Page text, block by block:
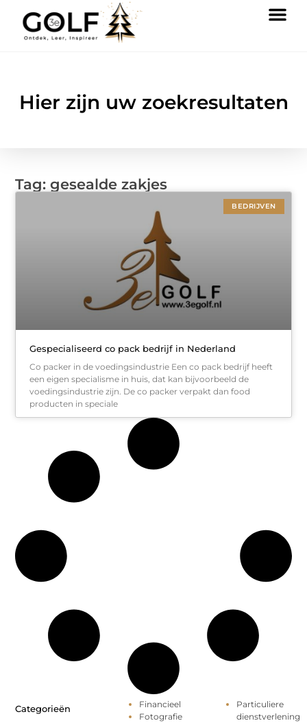
Hier zijn uw zoekresultaten
Tag: gesealde zakjes
BEDRIJVEN
Gespecialiseerd co pack bedrijf in Nederland
Co packer in de voedingsindustrie Een co pack bedrijf heeft
een eigen specialisme in huis, dat kan bijvoorbeeld de
voedingsindustrie zijn. De co packer verpakt dan food
producten in speciale
Categorieën
Financieel
Fotografie
Particuliere
dienstverlening